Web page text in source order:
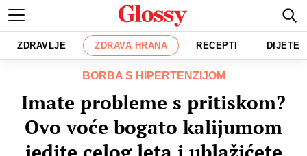
ZDRAVLJE ZDRAVA HRANA RECEPTI DIJETE
BORBA S HIPERTENZIJOM
Imate probleme s pritiskom?
Ovo voće bogato kalijumom